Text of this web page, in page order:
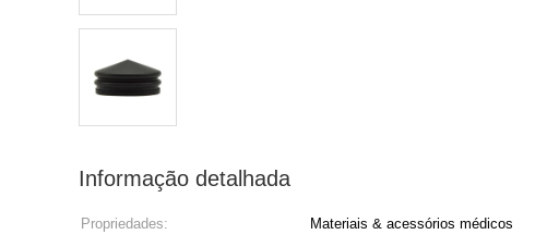
Informação detalhada
Propriedades: Materiais & acessórios médicos